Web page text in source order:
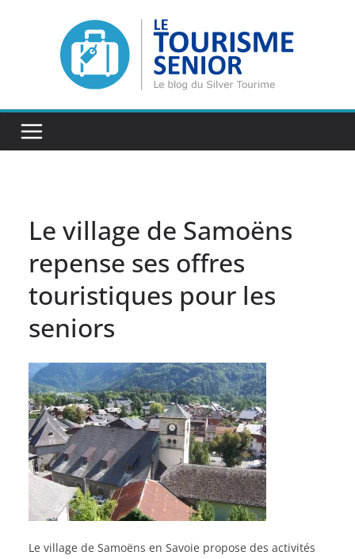
Le village de Samoëns
repense ses offres
touristiques pour les
seniors
Le village de Samoëns en Savoie propose des activités